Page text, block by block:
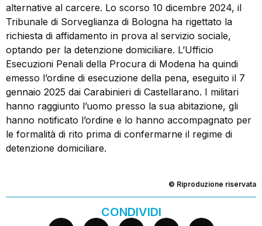
alternative al carcere. Lo scorso 10 dicembre 2024, il
Tribunale di Sorveglianza di Bologna ha rigettato la
richiesta di affidamento in prova al servizio sociale,
optando per la detenzione domiciliare. L’Ufficio
Esecuzioni Penali della Procura di Modena ha quindi
emesso l’ordine di esecuzione della pena, eseguito il 7
gennaio 2025 dai Carabinieri di Castellarano. I militari
hanno raggiunto l’uomo presso la sua abitazione, gli
hanno notificato l’ordine e lo hanno accompagnato per
le formalità di rito prima di confermarne il regime di
detenzione domiciliare.
© Riproduzione riservata
CONDIVIDI